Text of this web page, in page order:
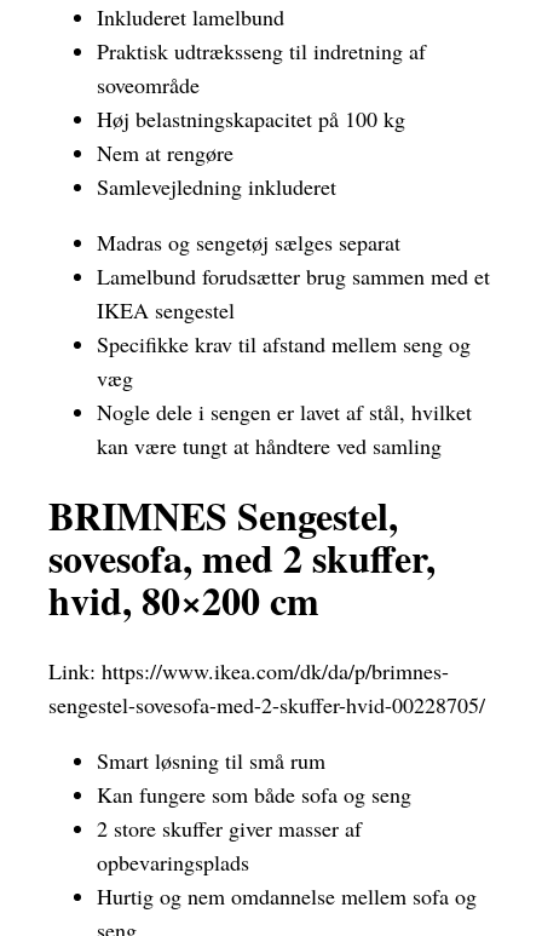
Inkluderet lamelbund
Praktisk udtræksseng til indretning af
soveområde
Høj belastningskapacitet på 100 kg
Nem at rengøre
Samlevejledning inkluderet
Madras og sengetøj sælges separat
Lamelbund forudsætter brug sammen med et
IKEA sengestel
Specifikke krav til afstand mellem seng og
væg
Nogle dele i sengen er lavet af stål, hvilket
kan være tungt at håndtere ved samling
BRIMNES Sengestel,
sovesofa, med 2 skuffer,
hvid, 80×200 cm
Link: https://www.ikea.com/dk/da/p/brimnes-
sengestel-sovesofa-med-2-skuffer-hvid-00228705/
Smart løsning til små rum
Kan fungere som både sofa og seng
2 store skuffer giver masser af
opbevaringsplads
Hurtig og nem omdannelse mellem sofa og
seng